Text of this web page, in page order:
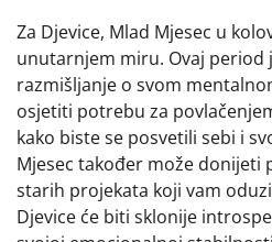
Za Djevice, Mlad Mjesec u
unutarnjem miru. Ovaj period
razmišljanje o svom
osjetiti potrebu za
kako biste se posvetili sebi i
Mjesec također može donijeti
starih projekata koji vam
Djevice će biti sklonije